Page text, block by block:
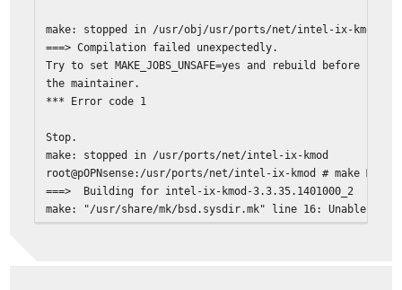
make: stopped in /usr/obj/usr/ports/net/intel-ix-kmod/
===> Compilation failed unexpectedly.
Try to set MAKE_JOBS_UNSAFE=yes and rebuild before
the maintainer.
*** Error code 1
Stop.
make: stopped in /usr/ports/net/intel-ix-kmod
root@pOPNsense:/usr/ports/net/intel-ix-kmod # make
===> Building for intel-ix-kmod-3.3.35.1401000_2
make: "/usr/share/mk/bsd.sysdir.mk" line 16: Unable to